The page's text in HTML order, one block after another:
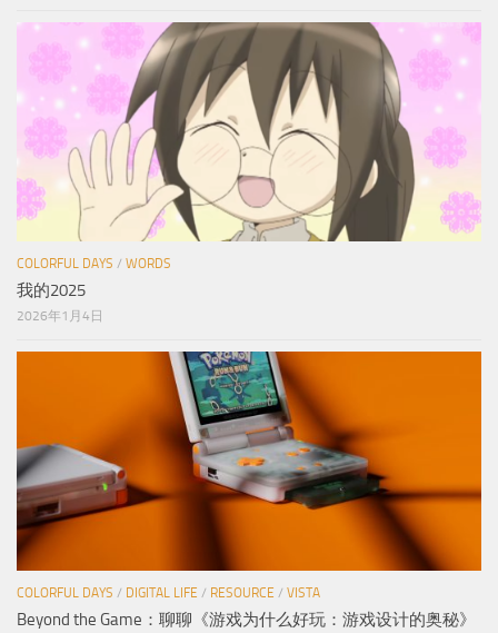
COLORFUL DAYS / WORDS
我的2025
2026年1月4日
COLORFUL DAYS / DIGITAL LIFE / RESOURCE / VISTA
Beyond the Game：聊聊《游戏为什么好玩：游戏设计的奥秘》